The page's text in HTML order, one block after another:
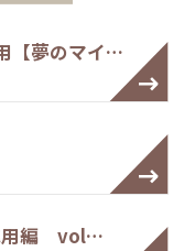
【夢のマイ…
用編 vol…